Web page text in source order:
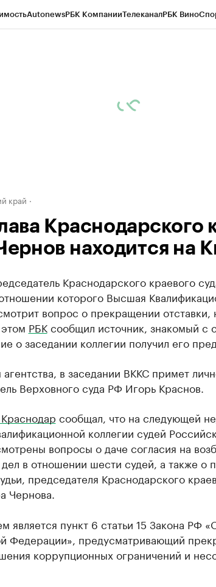
AutonewsРБК КомпанииТелеканалРБК Вино
край
Краснодарского
находится на
Краснодарского краевого
которого Высшая
вопрос о прекращении отставки,
РБКсообщил источник, знакомый с
о заседании коллегии получил его
в заседании ВККС примет
Верховного суда РФ Игорь Краснов.
сообщал, что на следующей
коллегии судей
вопросы о даче согласия на
в отношении шести судей, а также о
председателя Краснодарского
Чернова.
является пункт 6 статьи 15 Закона РФ
Федерации», предусматривающий
коррупционных ограничений и